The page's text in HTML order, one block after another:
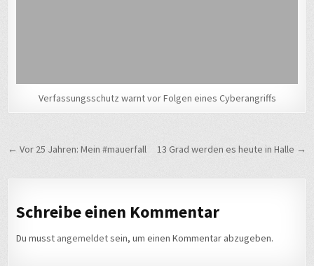
Verfassungsschutz warnt vor Folgen eines Cyberangriffs
Beitragsnavigation13 Grad werden es heute in Halle →
← Vor 25 Jahren: Mein #mauerfall
Schreibe einen Kommentar
Du musst angemeldetsein, um einen Kommentar abzugeben.